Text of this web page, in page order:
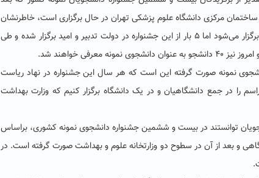
مرکزی دانشگاه علوم پزشکی تهران در حال برگزاری است، خاطرنشان
کرد: این بیست و ششمین جشنواره دانشجویی نمونه کشوری است که برگزار می‌شود اما ۵ بار از این جشنواره در دولت تدبیر و امید برگزار شده و طی
خواهند شد.
نمونه صورت گرفته این است که هر سال این جشنواره در نهاد ریاست
را در جمع دانشگاهیان و در یک دانشگاه برگزار کنیم که وزارت بهداشت
توانستند در بیست و ششمین جشنواره دانشجوی نمونه کشوری، براساس
و بعد از آن در سطوح دو وزارتخانه علوم و بهداشت صورت گرفته است. در